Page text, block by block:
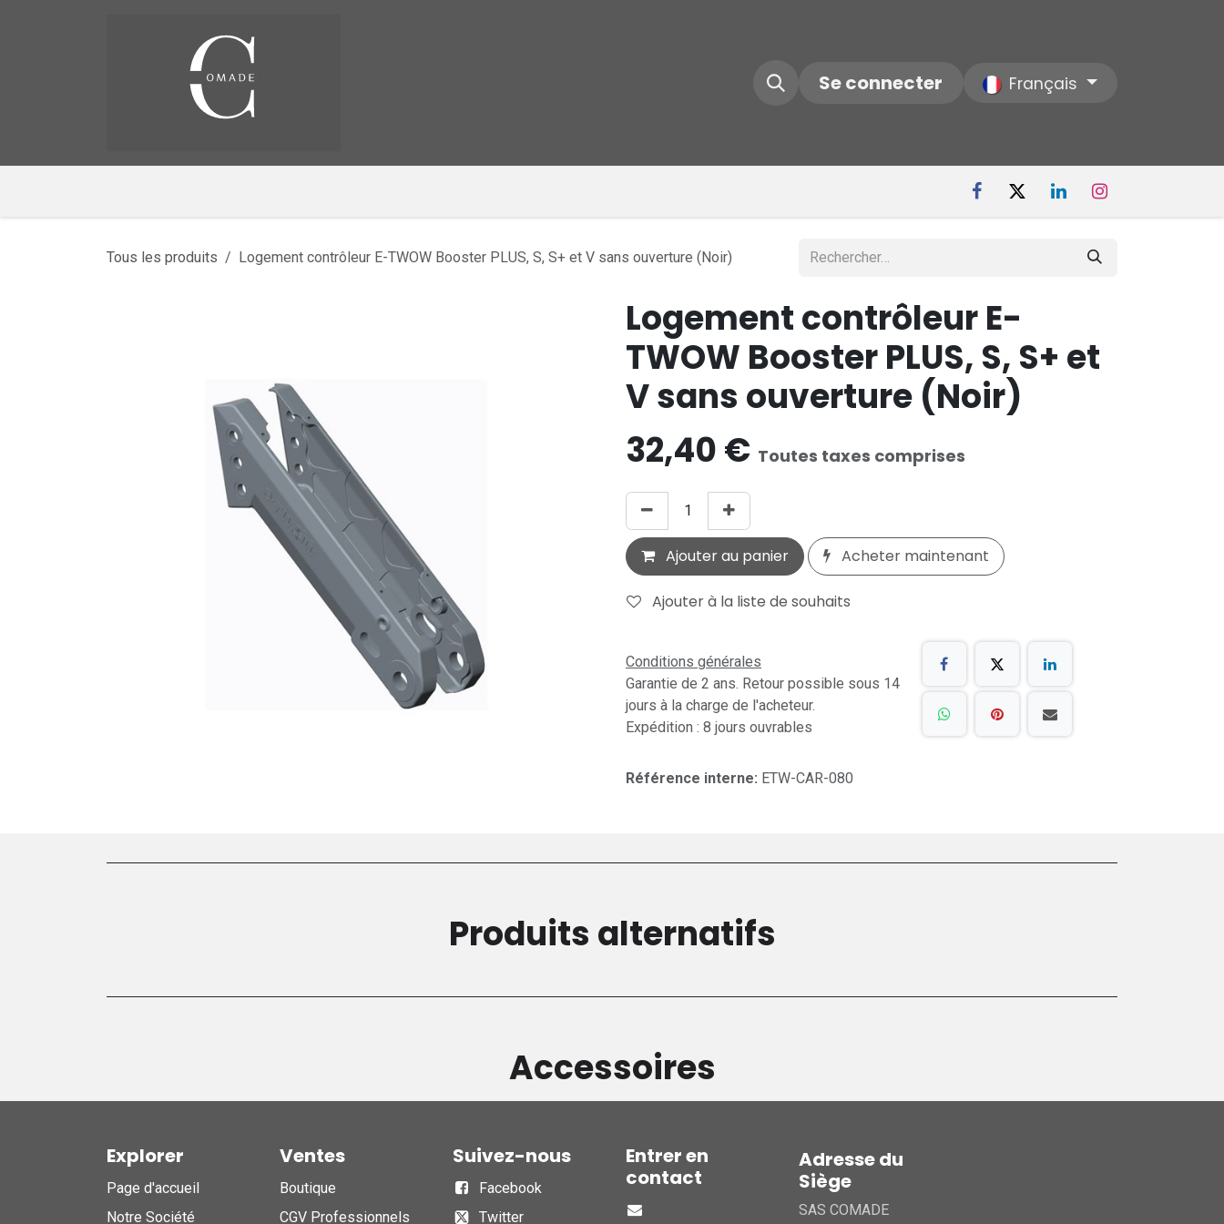
Contactez-nous Notre Société
Se connecter Français
Tous les produits Logement contrôleur E-TWOW Booster PLUS, S, S+ et V sans ouverture (Noir)
Logement contrôleur E-
TWOW Booster PLUS, S, S+ et
V sans ouverture (Noir)
32,40€ Toutes taxes comprises
Ajouter au panier Acheter maintenant
Ajouter à la liste de souhaits
Conditions générales
Garantie de 2 ans. Retour possible sous 14
jours à la charge de l'acheteur.
Expédition : 8 jours ouvrables
Référence interne: ETW-CAR-080
Produits alternatifs
Accessoires
Explorer
Page d'accueil
Notre Société
Ventes
Boutique
CGV Professionnels
Suivez-nous
Facebook
Twitter
Entrer en
contact
Adresse du
Siège
SAS COMADE